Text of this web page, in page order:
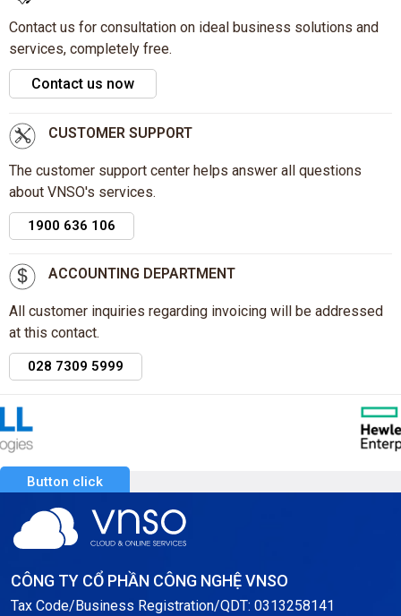
Contact us for consultation on ideal business solutions and
services, completely free.
Contact us now
CUSTOMER SUPPORT
The customer support center helps answer all questions
about VNSO's services.
1900 636 106
ACCOUNTING DEPARTMENT
All customer inquiries regarding invoicing will be addressed
at this contact.
028 7309 5999
Button click
CÔNG TY CỔ PHẦN CÔNG NGHỆ VNSO
Tax Code/Business Registration/QDT: 0313258141